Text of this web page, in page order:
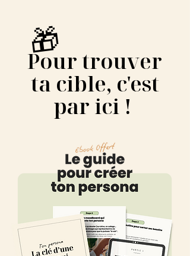
🎁
Pour trouver
ta cible, c'est
par ici !